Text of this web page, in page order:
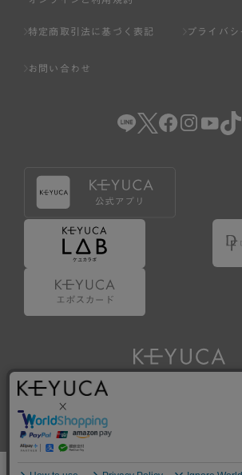
特定商取引法に基づく表記 プライバシ
お問い合わせ
Copyright © KAWAJUN Co., Ltd. All Rights